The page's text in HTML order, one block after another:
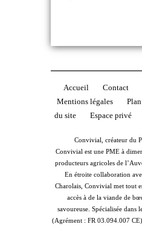
Accueil
Contact
Mentions légales
Plan
du site
Espace privé
Convivial, créateur du
Convivial est une PME à
producteurs agricoles de
En étroite collaboration
Charolais, Convivial met tout
accès à de la viande de
savoureuse. Spécialisée dans
(Agrément : FR 03.094.007